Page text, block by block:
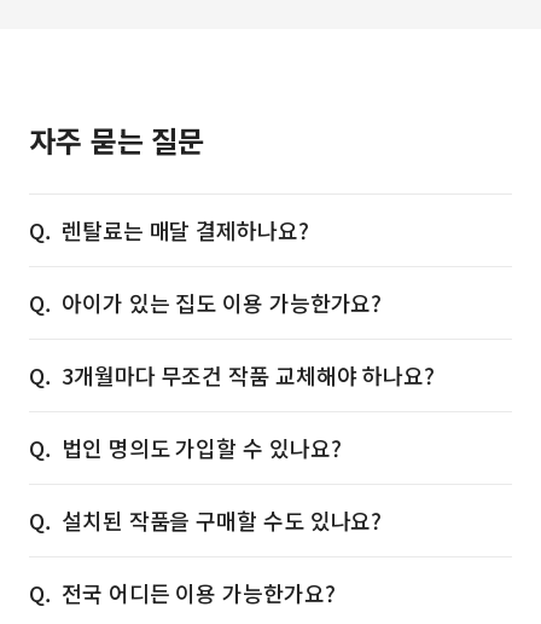
자주 묻는 질문
렌탈료는 매달 결제하나요?
아이가 있는 집도 이용 가능한가요?
3개월마다 무조건 작품 교체해야 하나요?
법인 명의도 가입할 수 있나요?
설치된 작품을 구매할 수도 있나요?
전국 어디든 이용 가능한가요?